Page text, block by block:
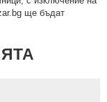
ще бъдат